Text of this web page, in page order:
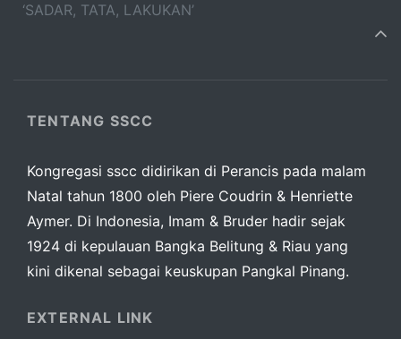
‘SADAR, TATA, LAKUKAN’
TENTANG SSCC
Kongregasi sscc didirikan di Perancis pada malam
Natal tahun 1800 oleh Piere Coudrin & Henriette
Aymer. Di Indonesia, Imam & Bruder hadir sejak
1924 di kepulauan Bangka Belitung & Riau yang
kini dikenal sebagai keuskupan Pangkal Pinang.
EXTERNAL LINK